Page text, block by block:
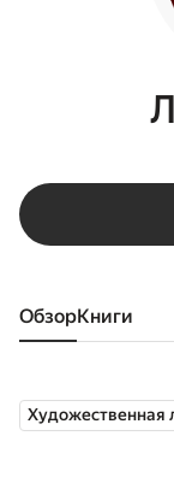
Обзор книги
Художественная